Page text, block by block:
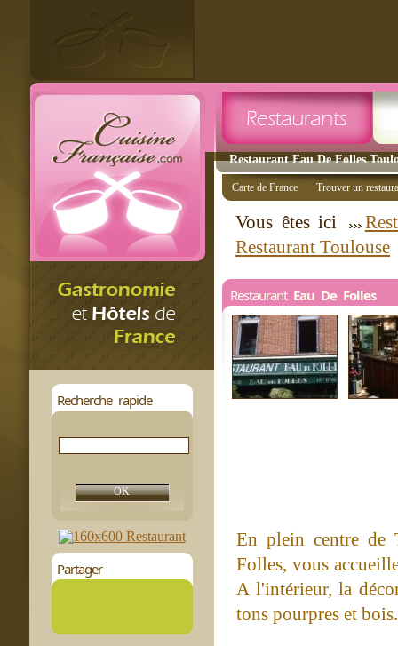
Restaurant Eau De Folles
Recherche rapide
Partager
Carte de France Trouver un
Vous êtes ici
Restaurant Toulouse
Restaurant Eau De Folles
En plein centre de
Folles, vous
A l'intérieur, la
tons pourpres et bois.